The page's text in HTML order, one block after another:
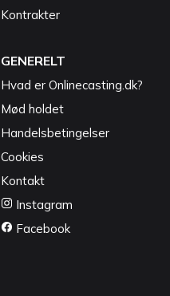
Kontrakter
GENERELT
Hvad er Onlinecasting.dk?
Mød holdet
Handelsbetingelser
Cookies
Kontakt
Instagram
Facebook